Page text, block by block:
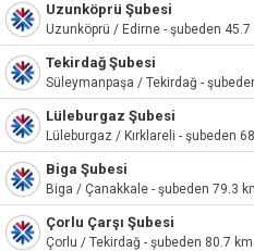
Uzunköprü Şubesi
Uzunköprü / Edirne - şubeden
Tekirdağ Şubesi
Süleymanpaşa / Tekirdağ -
Lüleburgaz Şubesi
Lüleburgaz / Kırklareli - şubeden
Biga Şubesi
Biga / Çanakkale - şubeden 79.3
Çorlu Çarşı Şubesi
Çorlu / Tekirdağ - şubeden 80.7